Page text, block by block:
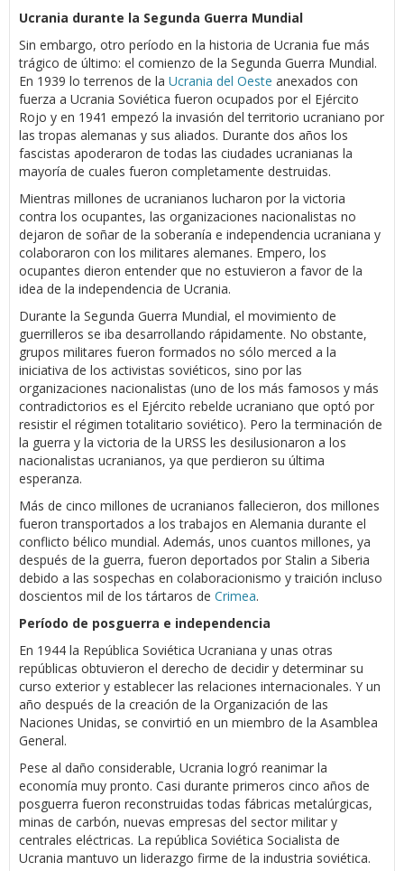
Ucrania durante la Segunda Guerra Mundial
Sin embargo, otro período en la historia de Ucrania fue más
trágico de último: el comienzo de la Segunda Guerra Mundial.
En 1939 lo terrenos de la Ucrania del Oeste anexados con
fuerza a Ucrania Soviética fueron ocupados por el Ejército
Rojo y en 1941 empezó la invasión del territorio ucraniano por
las tropas alemanas y sus aliados. Durante dos años los
fascistas apoderaron de todas las ciudades ucranianas la
mayoría de cuales fueron completamente destruidas.
Mientras millones de ucranianos lucharon por la victoria
contra los ocupantes, las organizaciones nacionalistas no
dejaron de soñar de la soberanía e independencia ucraniana y
colaboraron con los militares alemanes. Empero, los
ocupantes dieron entender que no estuvieron a favor de la
idea de la independencia de Ucrania.
Durante la Segunda Guerra Mundial, el movimiento de
guerrilleros se iba desarrollando rápidamente. No obstante,
grupos militares fueron formados no sólo merced a la
iniciativa de los activistas soviéticos, sino por las
organizaciones nacionalistas (uno de los más famosos y más
contradictorios es el Ejército rebelde ucraniano que optó por
resistir el régimen totalitario soviético). Pero la terminación de
la guerra y la victoria de la URSS les desilusionaron a los
nacionalistas ucranianos, ya que perdieron su última
esperanza.
Más de cinco millones de ucranianos fallecieron, dos millones
fueron transportados a los trabajos en Alemania durante el
conflicto bélico mundial. Además, unos cuantos millones, ya
después de la guerra, fueron deportados por Stalin a Siberia
debido a las sospechas en colaboracionismo y traición incluso
doscientos mil de los tártaros de Crimea.
Período de posguerra e independencia
En 1944 la República Soviética Ucraniana y unas otras
repúblicas obtuvieron el derecho de decidir y determinar su
curso exterior y establecer las relaciones internacionales. Y un
año después de la creación de la Organización de las
Naciones Unidas, se convirtió en un miembro de la Asamblea
General.
Pese al daño considerable, Ucrania logró reanimar la
economía muy pronto. Casi durante primeros cinco años de
posguerra fueron reconstruidas todas fábricas metalúrgicas,
minas de carbón, nuevas empresas del sector militar y
centrales eléctricas. La república Soviética Socialista de
Ucrania mantuvo un liderazgo firme de la industria soviética.